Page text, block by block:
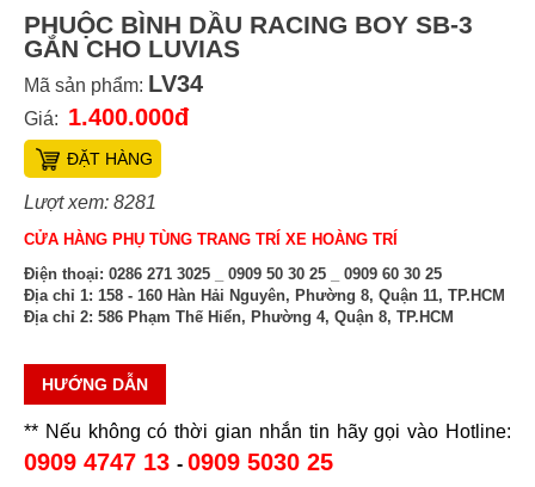
PHUỘC BÌNH DẦU RACING BOY SB-3
GẮN CHO LUVIAS
Mã sản phẩm: LV34
Giá: 1.400.000đ
ĐẶT HÀNG
Lượt xem: 8281
CỬA HÀNG PHỤ TÙNG TRANG TRÍ XE HOÀNG TRÍ
Điện thoại: 0286 271 3025 _ 0909 50 30 25 _ 0909 60 30 25
Địa chỉ 1: 158 - 160 Hàn Hải Nguyên, Phường 8, Quận 11, TP.HCM
Địa chỉ 2: 586 Phạm Thế Hiển, Phường 4, Quận 8, TP.HCM
HƯỚNG DẪN
** Nếu không có thời gian nhắn tin hãy gọi vào Hotline:
0909 4747 13 - 0909 5030 25